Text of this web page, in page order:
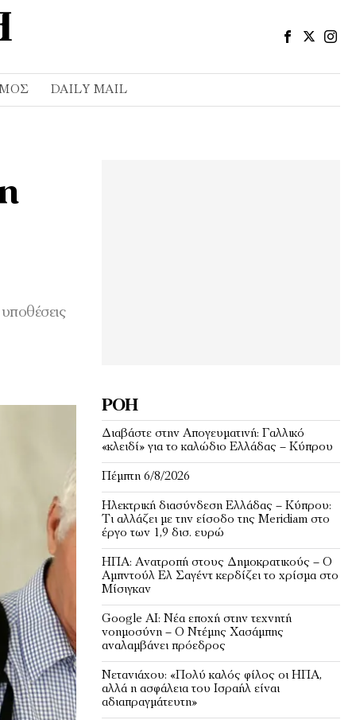
DAILY MAIL
ΡΟΉ
Διαβάστε στην Απογευματινή: Γαλλικό
«κλειδί» για το καλώδιο Ελλάδας – Κύπρου
Πέμπτη 6/8/2026
Ηλεκτρική διασύνδεση Ελλάδας – Κύπρου:
Τι αλλάζει με την είσοδο της Meridiam στο
έργο των 1,9 δισ. ευρώ
ΗΠΑ: Ανατροπή στους Δημοκρατικούς – Ο
Αμπντούλ Ελ Σαγέντ κερδίζει το χρίσμα στο
Μίσιγκαν
Google AI: Νέα εποχή στην τεχνητή
νοημοσύνη – Ο Ντέμης Χασάμπης
αναλαμβάνει πρόεδρος
Νετανιάχου: «Πολύ καλός φίλος οι ΗΠΑ,
αλλά η ασφάλεια του Ισραήλ είναι
αδιαπραγμάτευτη»